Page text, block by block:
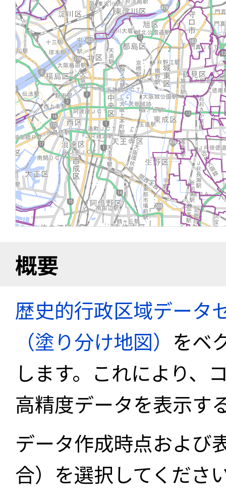
概要
歴史的行政区域データ
（塗り分け地図） をベ
します。これにより、
高精度データを表示す
データ作成時点および
合）を選択してくださ